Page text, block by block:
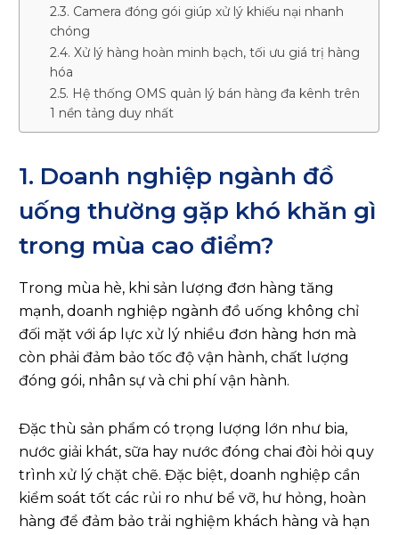
2.3. Camera đóng gói giúp xử lý khiếu nại nhanh
chóng
2.4. Xử lý hàng hoàn minh bạch, tối ưu giá trị hàng
hóa
2.5. Hệ thống OMS quản lý bán hàng đa kênh trên
1 nền tảng duy nhất
1. Doanh nghiệp ngành đồ
uống thường gặp khó khăn gì
trong mùa cao điểm?
Trong mùa hè, khi sản lượng đơn hàng tăng
mạnh, doanh nghiệp ngành đồ uống không chỉ
đối mặt với áp lực xử lý nhiều đơn hàng hơn mà
còn phải đảm bảo tốc độ vận hành, chất lượng
đóng gói, nhân sự và chi phí vận hành.
Đặc thù sản phẩm có trọng lượng lớn như bia,
nước giải khát, sữa hay nước đóng chai đòi hỏi quy
trình xử lý chặt chẽ. Đặc biệt, doanh nghiệp cần
kiểm soát tốt các rủi ro như bể vỡ, hư hỏng, hoàn
hàng để đảm bảo trải nghiệm khách hàng và hạn